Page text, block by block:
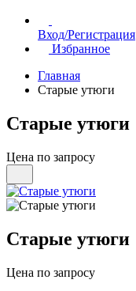
Вход/Регистрация
Избранное
Главная
Старые утюги
Старые утюги
Цена по запросу
Старые утюги
Цена по запросу